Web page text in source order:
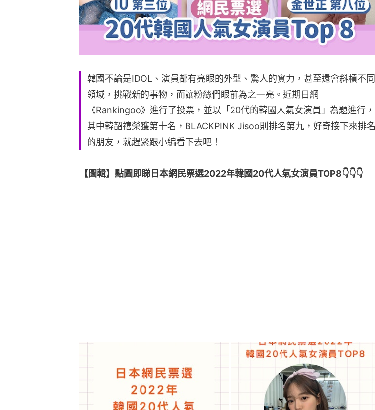
韓國不論是IDOL、演員都有亮眼的外型、驚人的實力，甚至還會斜槓不同
領域，挑戰新的事物，而讓粉絲們眼前為之一亮。近期日網
《Rankingoo》進行了投票，並以「20代的韓國人氣女演員」為題進行，
其中韓韶禧榮獲第十名，BLACKPINK Jisoo則排名第九，好奇接下來排名
的朋友，就趕緊跟小編看下去吧！
【圖輯】點圖即睇日本網民票選2022年韓國20代人氣女演員TOP8👇👇👇